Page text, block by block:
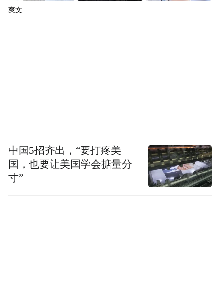
爽文
中国5招齐出，“要打疼美
国，也要让美国学会掂量分
寸”